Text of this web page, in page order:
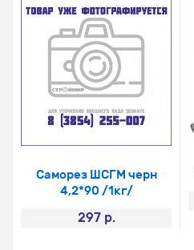
Саморез ШСГМ черн
4,2*90 /1кг/
297 р.